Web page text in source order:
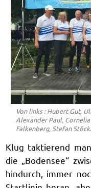
Von links : Hubert Gut,
Alexander Paul,
Falkenberg, Stefan
Klug taktierend
die „Bodensee“
hindurch, immer